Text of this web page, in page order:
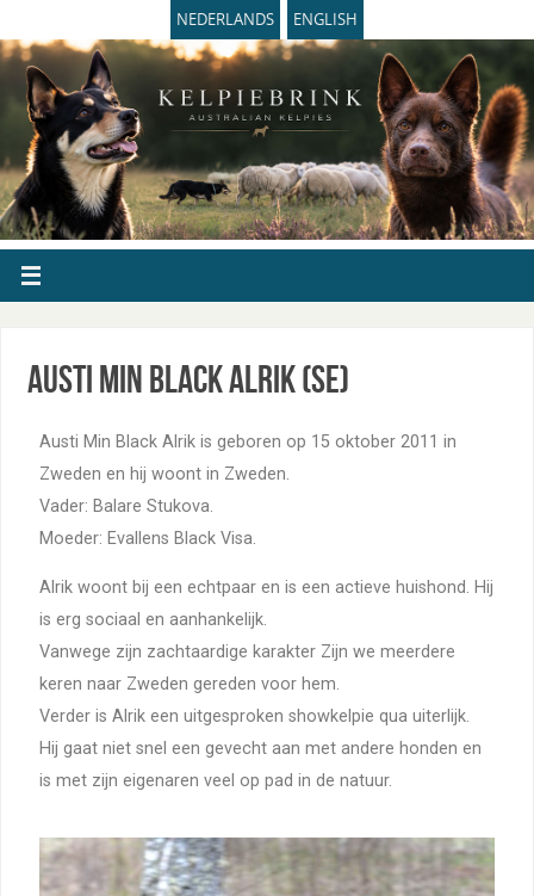
NEDERLANDS ENGLISH
Austi Min Black Alrik (SE)
Austi Min Black Alrik is geboren op 15 oktober 2011 in
Zweden en hij woont in Zweden.
Vader: Balare Stukova.
Moeder: Evallens Black Visa.
Alrik woont bij een echtpaar en is een actieve huishond. Hij
is erg sociaal en aanhankelijk.
Vanwege zijn zachtaardige karakter Zijn we meerdere
keren naar Zweden gereden voor hem.
Verder is Alrik een uitgesproken showkelpie qua uiterlijk.
Hij gaat niet snel een gevecht aan met andere honden en
is met zijn eigenaren veel op pad in de natuur.